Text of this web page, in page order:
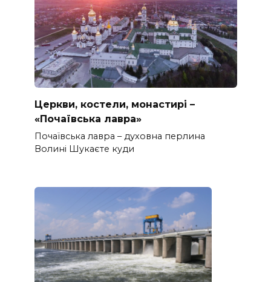
Церкви, костели, монастирі –
«Почаївська лавра»
Почаївська лавра – духовна перлина
Волині Шукаєте куди